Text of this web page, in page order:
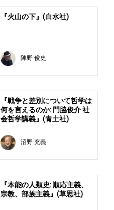
『火山の下』(白水社)
陣野 俊史
『戦争と差別について哲学は
何を言えるのか: 門脇俊介 社
会哲学講義』(青土社)
沼野 充義
『本能の人類史: 順応主義、
宗教、部族主義』(草思社)